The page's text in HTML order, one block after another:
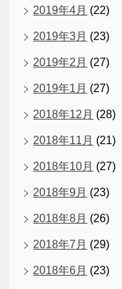
2019年4月 (22)
2019年3月 (23)
2019年2月 (27)
2019年1月 (27)
2018年12月 (28)
2018年11月 (21)
2018年10月 (27)
2018年9月 (23)
2018年8月 (26)
2018年7月 (29)
2018年6月 (23)